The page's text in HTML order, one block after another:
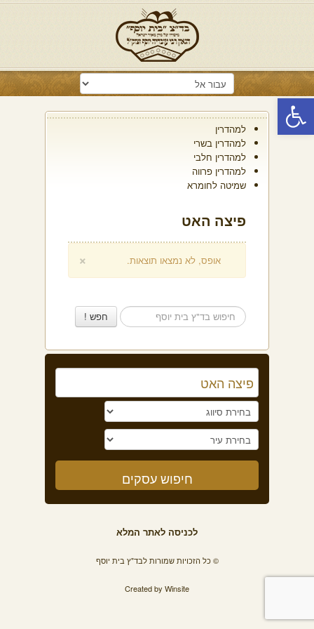
פתח סרגל נגישות
למהדרין
למהדרין בשרי
למהדרין חלבי
למהדרין פרווה
שמיטה לחומרא
פיצה האט
× אופס, לא נמצאו תוצאות.
לכניסה לאתר המלא
© כל הזכויות שמורות לבד"ץ בית יוסף
Created by Winsite